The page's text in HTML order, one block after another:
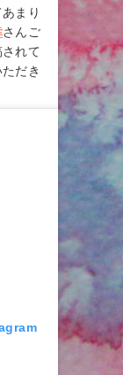
まり
さんご
れて
だき